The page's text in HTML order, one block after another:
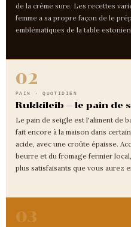
de la crème sure. Les recettes
femme a sa propre façon de le
emblématiques de la table
02
PAIN · QUOTIDIEN
Rukkileib — le pain de
Le pain de seigle est l'aliment de
fait encore à la maison dans
acide, avec une croûte épaisse.
beurre et du fromage fermier
plus satisfaisants que vous aurez
03